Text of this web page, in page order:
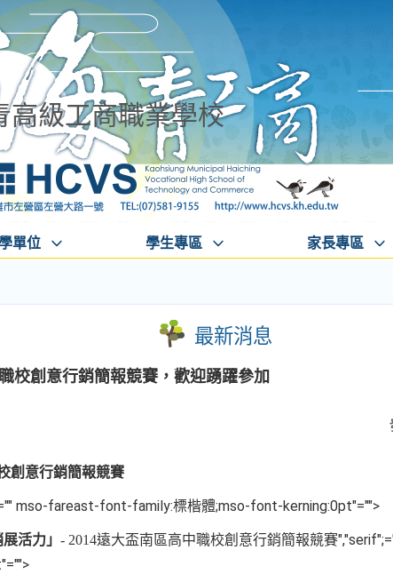
高級工商職業學校
單位 學生專區 家長專區
最新消息
校創意行銷簡報競賽，歡迎踴躍參加
創意行銷簡報競賽
mso-fareast-font-family:標楷體;mso-font-kerning:0pt"="">
展活力」- 2014遠大盃南區高中職校創意行銷簡報競賽